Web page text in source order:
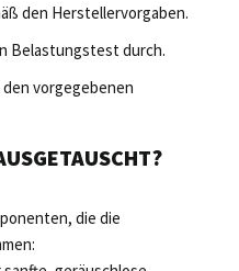
den Herstellervorgaben.
Belastungstest durch.
vorgegebenen
die die